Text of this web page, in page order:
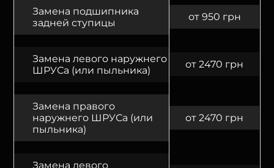
Замена подшипника
задней ступицы
от 950 грн
Замена левого наружнего
ШРУСа (или пыльника)
от 2470 грн
Замена правого
наружнего ШРУСа (или
пыльника)
от 2470 грн
Замена левого